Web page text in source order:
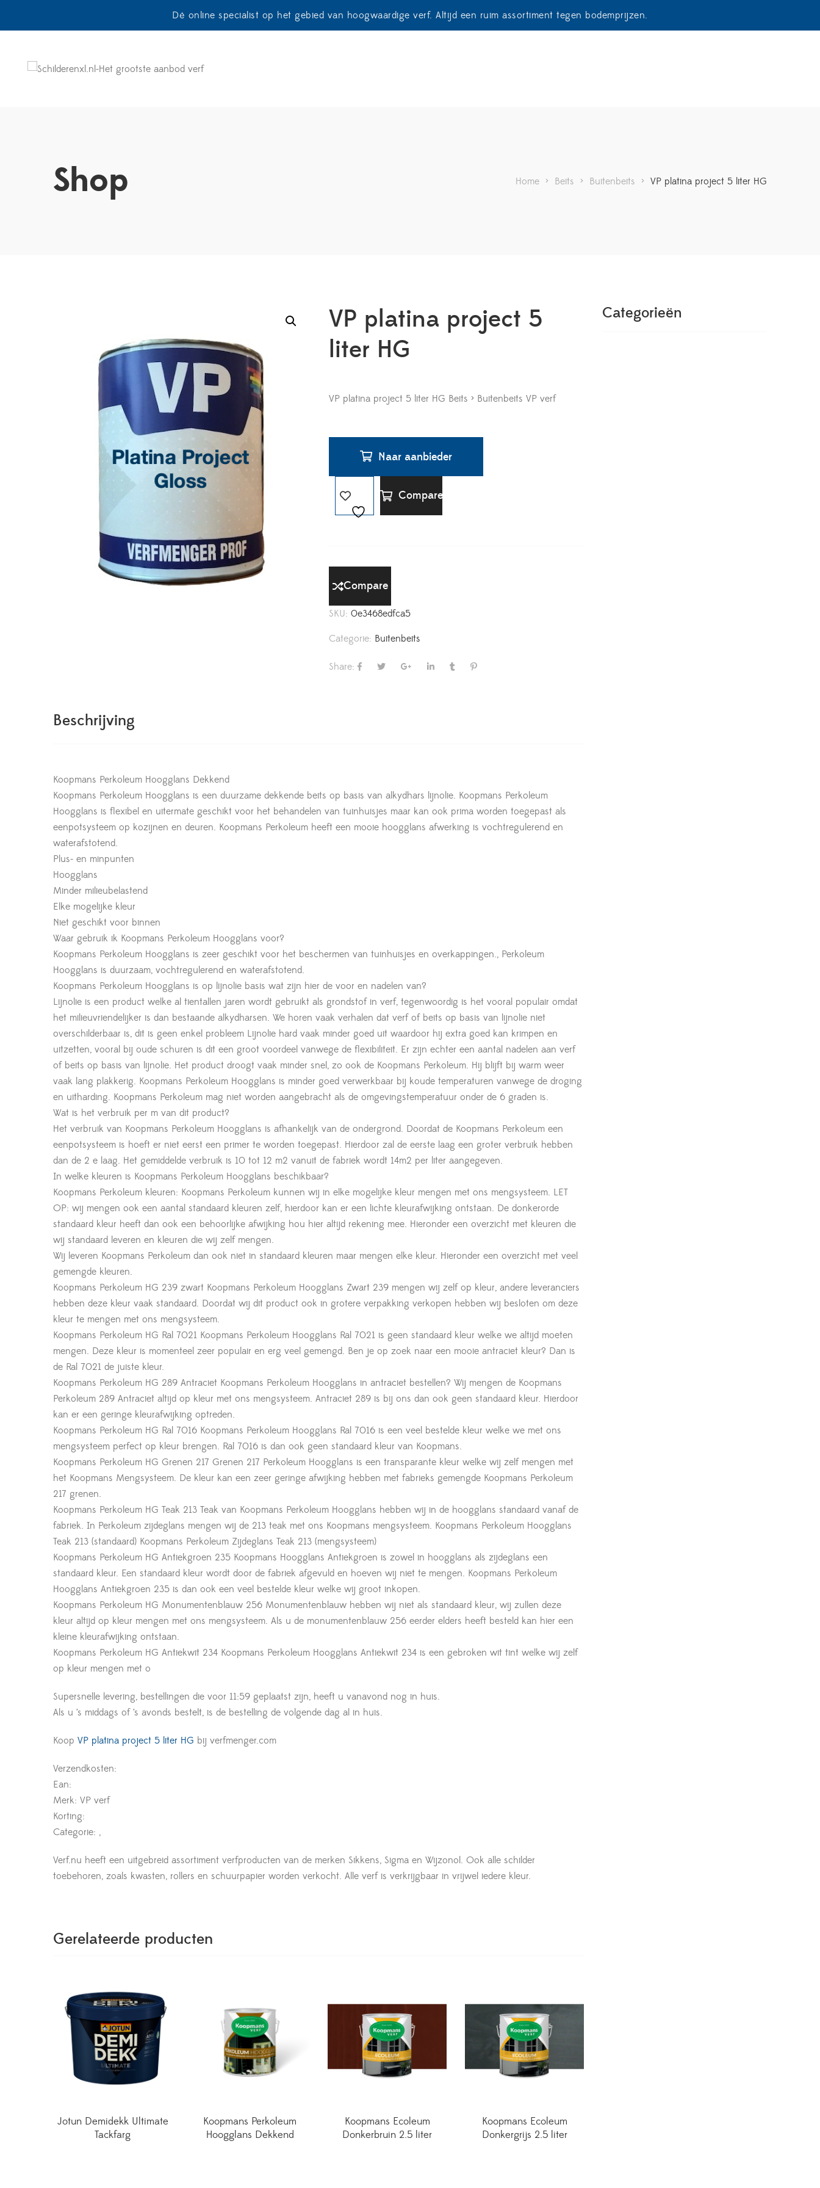
Dé online specialist op het gebied van hoogwaardige verf. Altijd een ruim assortiment tegen bodemprijzen.
Shop Home > Beits > Buitenbeits > VP platina project 5 liter HG
VP platina project 5
liter HG
VP platina project 5 liter HG Beits > Buitenbeits VP verf
Naar aanbieder
Compare
Compare
SKU:0e3468edfca5
Categorie: Buitenbeits
Share:
Beschrijving
Koopmans Perkoleum Hoogglans Dekkend
Koopmans Perkoleum Hoogglans is een duurzame dekkende beits op basis van alkydhars lijnolie. Koopmans Perkoleum
Hoogglans is flexibel en uitermate geschikt voor het behandelen van tuinhuisjes maar kan ook prima worden toegepast als
eenpotsysteem op kozijnen en deuren. Koopmans Perkoleum heeft een mooie hoogglans afwerking is vochtregulerend en
waterafstotend.
Plus- en minpunten
Hoogglans
Minder milieubelastend
Elke mogelijke kleur
Niet geschikt voor binnen
Waar gebruik ik Koopmans Perkoleum Hoogglans voor?
Koopmans Perkoleum Hoogglans is zeer geschikt voor het beschermen van tuinhuisjes en overkappingen., Perkoleum
Hoogglans is duurzaam, vochtregulerend en waterafstotend.
Koopmans Perkoleum Hoogglans is op lijnolie basis wat zijn hier de voor en nadelen van?
Lijnolie is een product welke al tientallen jaren wordt gebruikt als grondstof in verf, tegenwoordig is het vooral populair omdat
het milieuvriendelijker is dan bestaande alkydharsen. We horen vaak verhalen dat verf of beits op basis van lijnolie niet
overschilderbaar is, dit is geen enkel probleem Lijnolie hard vaak minder goed uit waardoor hij extra goed kan krimpen en
uitzetten, vooral bij oude schuren is dit een groot voordeel vanwege de flexibiliteit. Er zijn echter een aantal nadelen aan verf
of beits op basis van lijnolie. Het product droogt vaak minder snel, zo ook de Koopmans Perkoleum. Hij blijft bij warm weer
vaak lang plakkerig. Koopmans Perkoleum Hoogglans is minder goed verwerkbaar bij koude temperaturen vanwege de droging
en uitharding. Koopmans Perkoleum mag niet worden aangebracht als de omgevingstemperatuur onder de 6 graden is.
Wat is het verbruik per m van dit product?
Het verbruik van Koopmans Perkoleum Hoogglans is afhankelijk van de ondergrond. Doordat de Koopmans Perkoleum een
eenpotsysteem is hoeft er niet eerst een primer te worden toegepast. Hierdoor zal de eerste laag een groter verbruik hebben
dan de 2 e laag. Het gemiddelde verbruik is 10 tot 12 m2 vanuit de fabriek wordt 14m2 per liter aangegeven.
In welke kleuren is Koopmans Perkoleum Hoogglans beschikbaar?
Koopmans Perkoleum kleuren: Koopmans Perkoleum kunnen wij in elke mogelijke kleur mengen met ons mengsysteem. LET
OP: wij mengen ook een aantal standaard kleuren zelf, hierdoor kan er een lichte kleurafwijking ontstaan. De donkerorde
standaard kleur heeft dan ook een behoorlijke afwijking hou hier altijd rekening mee. Hieronder een overzicht met kleuren die
wij standaard leveren en kleuren die wij zelf mengen.
Wij leveren Koopmans Perkoleum dan ook niet in standaard kleuren maar mengen elke kleur. Hieronder een overzicht met veel
gemengde kleuren.
Koopmans Perkoleum HG 239 zwart Koopmans Perkoleum Hoogglans Zwart 239 mengen wij zelf op kleur, andere leveranciers
hebben deze kleur vaak standaard. Doordat wij dit product ook in grotere verpakking verkopen hebben wij besloten om deze
kleur te mengen met ons mengsysteem.
Koopmans Perkoleum HG Ral 7021 Koopmans Perkoleum Hoogglans Ral 7021 is geen standaard kleur welke we altijd moeten
mengen. Deze kleur is momenteel zeer populair en erg veel gemengd. Ben je op zoek naar een mooie antraciet kleur? Dan is
de Ral 7021 de juiste kleur.
Koopmans Perkoleum HG 289 Antraciet Koopmans Perkoleum Hoogglans in antraciet bestellen? Wij mengen de Koopmans
Perkoleum 289 Antraciet altijd op kleur met ons mengsysteem. Antraciet 289 is bij ons dan ook geen standaard kleur. Hierdoor
kan er een geringe kleurafwijking optreden.
Koopmans Perkoleum HG Ral 7016 Koopmans Perkoleum Hoogglans Ral 7016 is een veel bestelde kleur welke we met ons
mengsysteem perfect op kleur brengen. Ral 7016 is dan ook geen standaard kleur van Koopmans.
Koopmans Perkoleum HG Grenen 217 Grenen 217 Perkoleum Hoogglans is een transparante kleur welke wij zelf mengen met
het Koopmans Mengsysteem. De kleur kan een zeer geringe afwijking hebben met fabrieks gemengde Koopmans Perkoleum
217 grenen.
Koopmans Perkoleum HG Teak 213 Teak van Koopmans Perkoleum Hoogglans hebben wij in de hoogglans standaard vanaf de
fabriek. In Perkoleum zijdeglans mengen wij de 213 teak met ons Koopmans mengsysteem. Koopmans Perkoleum Hoogglans
Teak 213 (standaard) Koopmans Perkoleum Zijdeglans Teak 213 (mengsysteem)
Koopmans Perkoleum HG Antiekgroen 235 Koopmans Hoogglans Antiekgroen is zowel in hoogglans als zijdeglans een
standaard kleur. Een standaard kleur wordt door de fabriek afgevuld en hoeven wij niet te mengen. Koopmans Perkoleum
Hoogglans Antiekgroen 235 is dan ook een veel bestelde kleur welke wij groot inkopen.
Koopmans Perkoleum HG Monumentenblauw 256 Monumentenblauw hebben wij niet als standaard kleur, wij zullen deze
kleur altijd op kleur mengen met ons mengsysteem. Als u de monumentenblauw 256 eerder elders heeft besteld kan hier een
kleine kleurafwijking ontstaan.
Koopmans Perkoleum HG Antiekwit 234 Koopmans Perkoleum Hoogglans Antiekwit 234 is een gebroken wit tint welke wij zelf
op kleur mengen met o
Supersnelle levering, bestellingen die voor 11:59 geplaatst zijn, heeft u vanavond nog in huis.
Als u ’s middags of ’s avonds bestelt, is de bestelling de volgende dag al in huis.
Koop VP platina project 5 liter HG bij verfmenger.com
Verzendkosten:
Ean:
Merk: VP verf
Korting:
Categorie: ,
Verf.nu heeft een uitgebreid assortiment verfproducten van de merken Sikkens, Sigma en Wijzonol. Ook alle schilder
toebehoren, zoals kwasten, rollers en schuurpapier worden verkocht. Alle verf is verkrijgbaar in vrijwel iedere kleur.
Gerelateerde producten
Jotun Demidekk Ultimate
Tackfarg
Koopmans Perkoleum
Hoogglans Dekkend
Koopmans Ecoleum
Donkerbruin 2.5 liter
Koopmans Ecoleum
Donkergrijs 2.5 liter
Categorieën